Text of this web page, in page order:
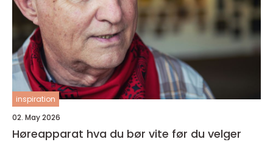
inspiration
02. May 2026
Høreapparat hva du bør vite før du velger